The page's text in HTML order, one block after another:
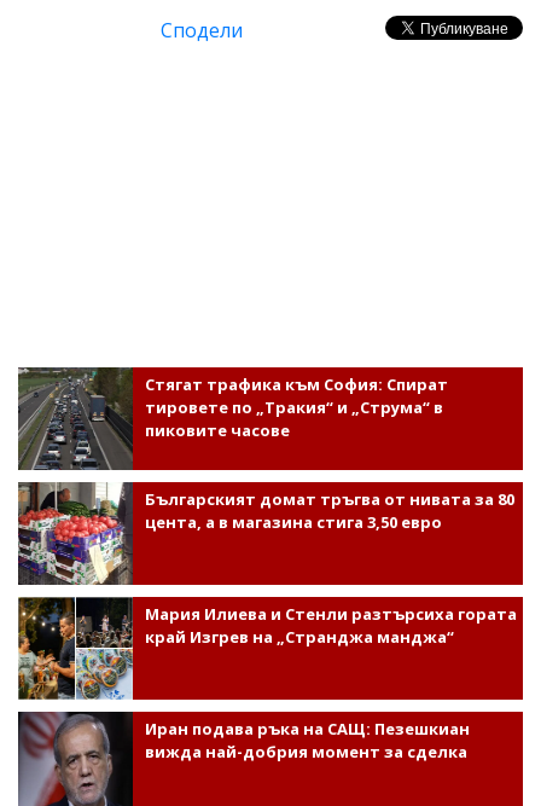
Сподели
Стягат трафика към София: Спират
тировете по „Тракия“ и „Струма“ в
пиковите часове
Българският домат тръгва от нивата за 80
цента, а в магазина стига 3,50 евро
Мария Илиева и Стенли разтърсиха гората
край Изгрев на „Странджа манджа“
Иран подава ръка на САЩ: Пезешкиан
вижда най-добрия момент за сделка